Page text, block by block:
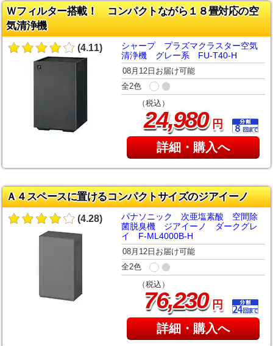
Ｗフィルター搭載！ コンパクトながら１８畳対応の空
気清浄機
(4.11)
シャープ プラズマクラスター空気
清浄機 グレー系 FU-T40-H
08月12日お届け可能
全2色
（税込）
24,980円
詳細・購入へ
Ａ４スペースに置けるコンパクトサイズのジアイーノ
(4.28)
パナソニック 次亜塩素酸 空間除
菌脱臭機 ジアイーノ ダークグレ
イ F-ML4000B-H
08月12日お届け可能
全2色
（税込）
76,230円
詳細・購入へ